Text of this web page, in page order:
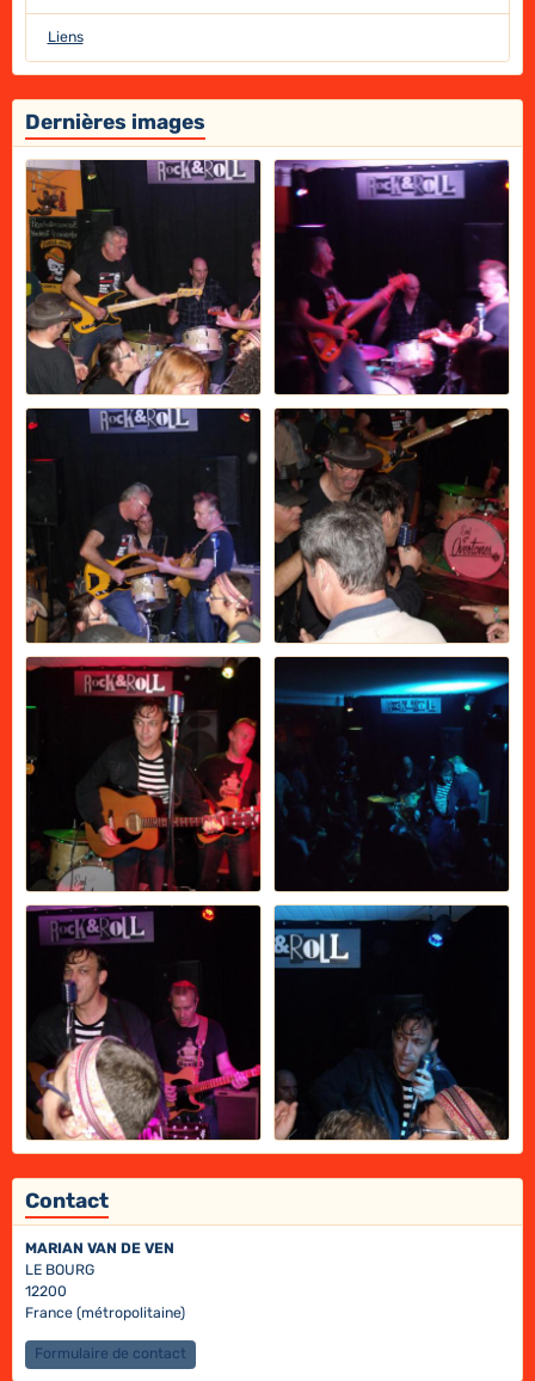
Liens
Dernières images
Contact
MARIAN VAN DE VEN
LE BOURG
12200
France (métropolitaine)
Formulaire de contact